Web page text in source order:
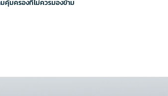
คุ้มครองที่ไม่ควรมองข้าม